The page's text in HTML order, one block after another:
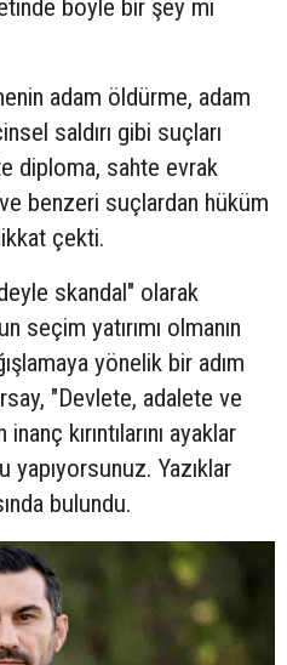
böyle bir şey mi
adam öldürme, adam
saldırı gibi suçları
diploma, sahte evrak
ve benzeri suçlardan hüküm
çekti.
skandal" olarak
seçim yatırımı olmanın
yönelik bir adım
"Devlete, adalete ve
kırıntılarını ayaklar
yapıyorsunuz. Yazıklar
bulundu.